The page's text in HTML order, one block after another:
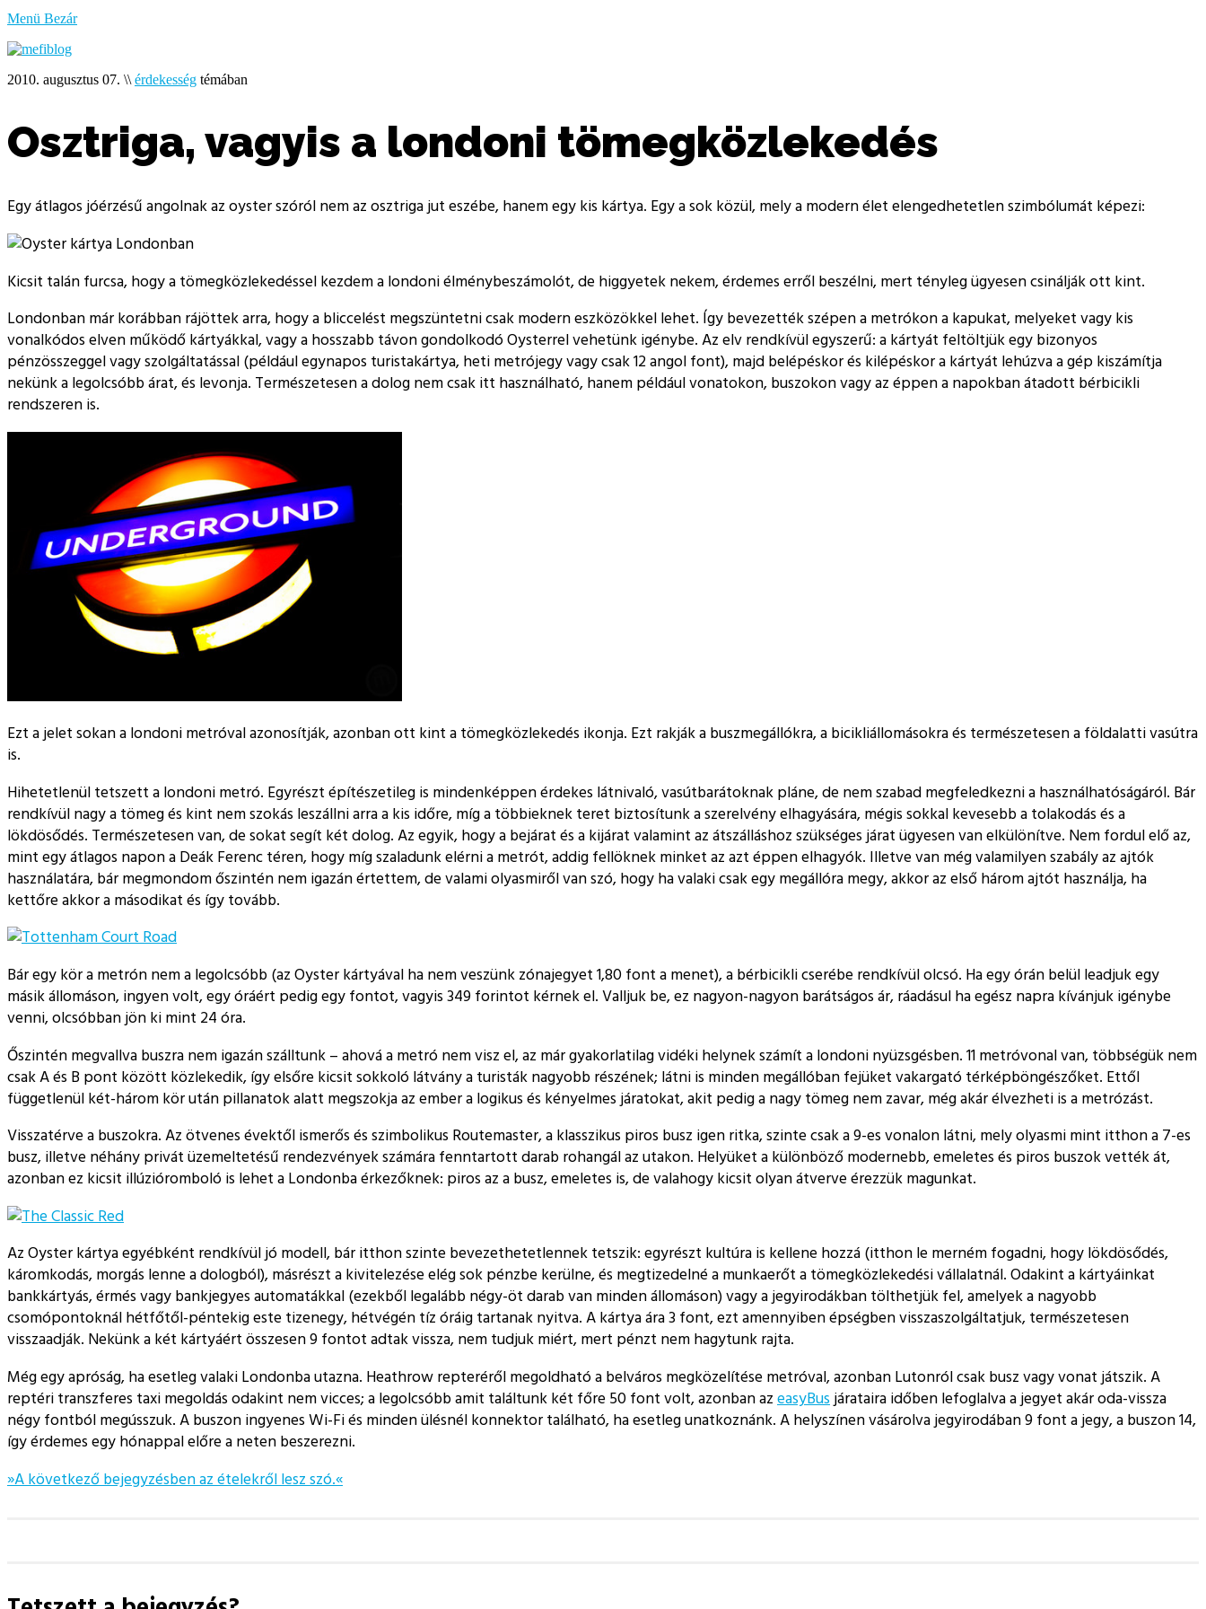
a
Menü Bezár
2010. augusztus 07. \\ érdekesség témában
Osztriga, vagyis a londoni tömegközlekedés
Egy átlagos jóérzésű angolnak az oyster szóról nem az osztriga jut eszébe, hanem egy kis kártya. Egy a sok közül, mely a modern élet elengedhetetlen szimbólumát képezi:
Kicsit talán furcsa, hogy a tömegközlekedéssel kezdem a londoni élménybeszámolót, de higgyetek nekem, érdemes erről beszélni, mert tényleg ügyesen csinálják ott kint.
Londonban már korábban rájöttek arra, hogy a bliccelést megszüntetni csak modern eszközökkel lehet. Így bevezették szépen a metrókon a kapukat, melyeket vagy kis
vonalkódos elven működő kártyákkal, vagy a hosszabb távon gondolkodó Oysterrel vehetünk igénybe. Az elv rendkívül egyszerű: a kártyát feltöltjük egy bizonyos
pénzösszeggel vagy szolgáltatással (például egynapos turistakártya, heti metrójegy vagy csak 12 angol font), majd belépéskor és kilépéskor a kártyát lehúzva a gép kiszámítja
nekünk a legolcsóbb árat, és levonja. Természetesen a dolog nem csak itt használható, hanem például vonatokon, buszokon vagy az éppen a napokban átadott bérbicikli
rendszeren is.
Ezt a jelet sokan a londoni metróval azonosítják, azonban ott kint a tömegközlekedés ikonja. Ezt rakják a buszmegállókra, a bicikliállomásokra és természetesen a földalatti vasútra
is.
Hihetetlenül tetszett a londoni metró. Egyrészt építészetileg is mindenképpen érdekes látnivaló, vasútbarátoknak pláne, de nem szabad megfeledkezni a használhatóságáról. Bár
rendkívül nagy a tömeg és kint nem szokás leszállni arra a kis időre, míg a többieknek teret biztosítunk a szerelvény elhagyására, mégis sokkal kevesebb a tolakodás és a
lökdösődés. Természetesen van, de sokat segít két dolog. Az egyik, hogy a bejárat és a kijárat valamint az átszálláshoz szükséges járat ügyesen van elkülönítve. Nem fordul elő az,
mint egy átlagos napon a Deák Ferenc téren, hogy míg szaladunk elérni a metrót, addig fellöknek minket az azt éppen elhagyók. Illetve van még valamilyen szabály az ajtók
használatára, bár megmondom őszintén nem igazán értettem, de valami olyasmiről van szó, hogy ha valaki csak egy megállóra megy, akkor az első három ajtót használja, ha
kettőre akkor a másodikat és így tovább.
Bár egy kör a metrón nem a legolcsóbb (az Oyster kártyával ha nem veszünk zónajegyet 1,80 font a menet), a bérbicikli cserébe rendkívül olcsó. Ha egy órán belül leadjuk egy
másik állomáson, ingyen volt, egy óráért pedig egy fontot, vagyis 349 forintot kérnek el. Valljuk be, ez nagyon-nagyon barátságos ár, ráadásul ha egész napra kívánjuk igénybe
venni, olcsóbban jön ki mint 24 óra.
Őszintén megvallva buszra nem igazán szálltunk – ahová a metró nem visz el, az már gyakorlatilag vidéki helynek számít a londoni nyüzsgésben. 11 metróvonal van, többségük nem
csak A és B pont között közlekedik, így elsőre kicsit sokkoló látvány a turisták nagyobb részének; látni is minden megállóban fejüket vakargató térképböngészőket. Ettől
függetlenül két-három kör után pillanatok alatt megszokja az ember a logikus és kényelmes járatokat, akit pedig a nagy tömeg nem zavar, még akár élvezheti is a metrózást.
Visszatérve a buszokra. Az ötvenes évektől ismerős és szimbolikus Routemaster, a klasszikus piros busz igen ritka, szinte csak a 9-es vonalon látni, mely olyasmi mint itthon a 7-es
busz, illetve néhány privát üzemeltetésű rendezvények számára fenntartott darab rohangál az utakon. Helyüket a különböző modernebb, emeletes és piros buszok vették át,
azonban ez kicsit illúzióromboló is lehet a Londonba érkezőknek: piros az a busz, emeletes is, de valahogy kicsit olyan átverve érezzük magunkat.
Az Oyster kártya egyébként rendkívül jó modell, bár itthon szinte bevezethetetlennek tetszik: egyrészt kultúra is kellene hozzá (itthon le merném fogadni, hogy lökdösődés,
káromkodás, morgás lenne a dologból), másrészt a kivitelezése elég sok pénzbe kerülne, és megtizedelné a munkaerőt a tömegközlekedési vállalatnál. Odakint a kártyáinkat
bankkártyás, érmés vagy bankjegyes automatákkal (ezekből legalább négy-öt darab van minden állomáson) vagy a jegyirodákban tölthetjük fel, amelyek a nagyobb
csomópontoknál hétfőtől-péntekig este tizenegy, hétvégén tíz óráig tartanak nyitva. A kártya ára 3 font, ezt amennyiben épségben visszaszolgáltatjuk, természetesen
visszaadják. Nekünk a két kártyáért összesen 9 fontot adtak vissza, nem tudjuk miért, mert pénzt nem hagytunk rajta.
Még egy apróság, ha esetleg valaki Londonba utazna. Heathrow repteréről megoldható a belváros megközelítése metróval, azonban Lutonról csak busz vagy vonat játszik. A
reptéri transzferes taxi megoldás odakint nem vicces; a legolcsóbb amit találtunk két főre 50 font volt, azonban az easyBusjárataira időben lefoglalva a jegyet akár oda-vissza
négy fontból megússzuk. A buszon ingyenes Wi-Fi és minden ülésnél konnektor található, ha esetleg unatkoznánk. A helyszínen vásárolva jegyirodában 9 font a jegy, a buszon 14,
így érdemes egy hónappal előre a neten beszerezni.
»A következő bejegyzésben az ételekről lesz szó.«